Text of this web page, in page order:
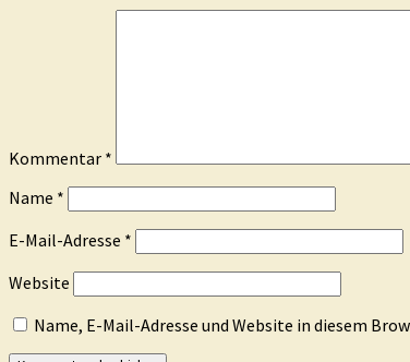
Kommentar *
Name *
E-Mail-Adresse *
Website
Name, E-Mail-Adresse und Website in diesem